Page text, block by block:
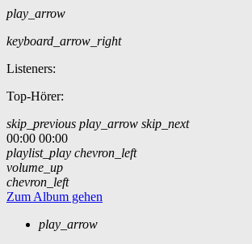
play_arrow
keyboard_arrow_right
Listeners:
Top-Hörer:
skip_previous play_arrow skip_next
00:00 00:00
playlist_play chevron_left
volume_up
chevron_left
Zum Album gehen
play_arrow